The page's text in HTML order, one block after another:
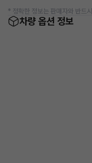
* 정확한 정보는 판매자와 반드
차량 옵션 정보